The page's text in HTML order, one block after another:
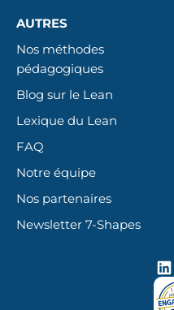
AUTRES
Nos méthodes
pédagogiques
Blog sur le Lean
Lexique du Lean
FAQ
Notre équipe
Nos partenaires
Newsletter 7-Shapes